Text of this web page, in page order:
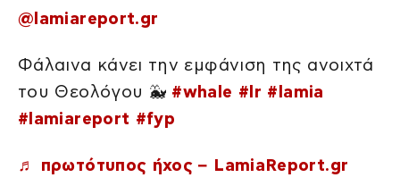
@lamiareport.gr
Φάλαινα κάνει την εμφάνιση της ανοιχτά
του Θεολόγου 🐳 #whale #lr #lamia
#lamiareport #fyp
♬ πρωτότυπος ήχος – LamiaReport.gr